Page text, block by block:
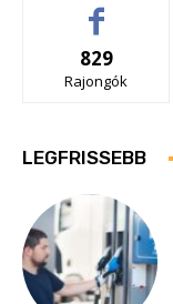
829
Rajongók
LEGFRISSEBB